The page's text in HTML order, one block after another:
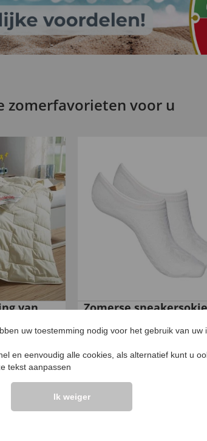
zomerfavorieten voor u
van
Zomerse
€4,99
uw toestemming nodig voor het gebruik van uw
en eenvoudig alle cookies, als alternatief kunt u
tekst aanpassen
Ik weiger